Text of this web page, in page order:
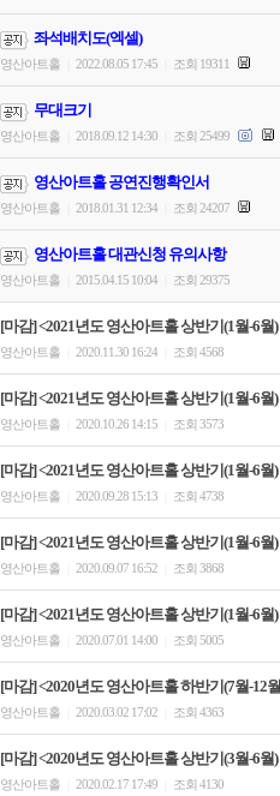
좌석배치도(엑셀)
영산아트홀 2022.08.05 17:45 조회 19311
무대크기
영산아트홀 2018.09.12 14:30 조회 25499
영산아트홀 공연진행확인서
영산아트홀 2018.01.31 12:34 조회 24207
영산아트홀 대관신청 유의사항
영산아트홀 2015.04.15 10:04 조회 29375
[마감] <2021년도 영산아트홀 상반기(1월-6월
영산아트홀 2020.11.30 16:24 조회 4568
[마감] <2021년도 영산아트홀 상반기(1월-6월
영산아트홀 2020.10.26 14:15 조회 3573
[마감] <2021년도 영산아트홀 상반기(1월-6월
영산아트홀 2020.09.28 15:13 조회 4738
[마감] <2021년도 영산아트홀 상반기(1월-6월
영산아트홀 2020.09.07 16:52 조회 3868
[마감] <2021년도 영산아트홀 상반기(1월-6월
영산아트홀 2020.07.01 14:00 조회 5005
[마감] <2020년도 영산아트홀 하반기(7월-12
영산아트홀 2020.03.02 17:02 조회 4363
[마감] <2020년도 영산아트홀 상반기(3월-6월
영산아트홀 2020.02.17 17:49 조회 4130